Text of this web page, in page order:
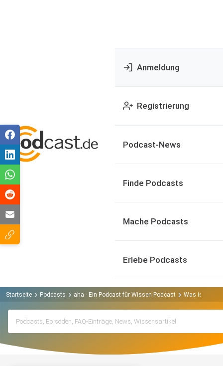
Anmeldung
Registrierung
Podcast-News
Finde Podcasts
Mache Podcasts
Erlebe Podcasts
Startseite Podcasts aha - Ein Podcast für Wissen Podcast Was ist die